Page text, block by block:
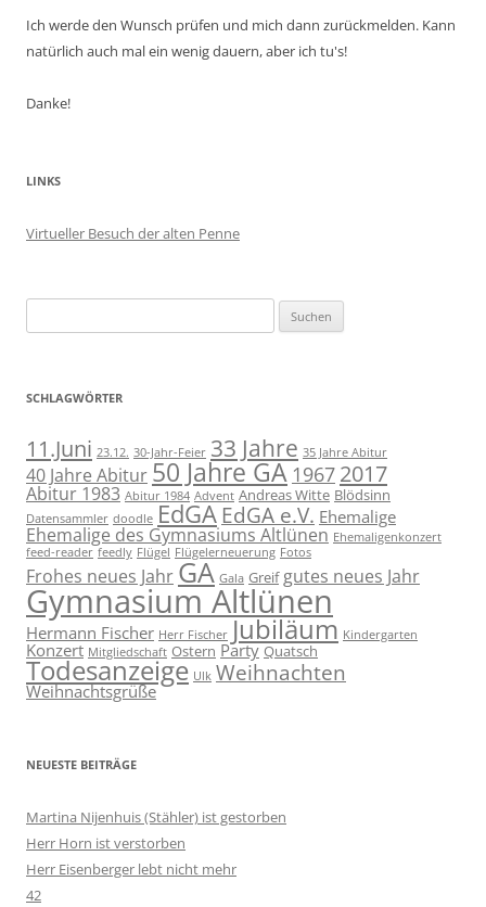
Ich werde den Wunsch prüfen und mich dann zurückmelden. Kann
natürlich auch mal ein wenig dauern, aber ich tu's!
Danke!
LINKS
Virtueller Besuch der alten Penne
nach:
SCHLAGWÖRTER
11.Juni 23.12. 30-Jahr-Feier 33 Jahre 35 Jahre Abitur
40 Jahre Abitur 50 Jahre GA 1967 2017
Abitur 1983 Abitur 1984 Advent Andreas Witte Blödsinn
Datensammler doodle EdGA EdGA e.V. Ehemalige
Ehemalige des Gymnasiums Altlünen Ehemaligenkonzert
feed-reader feedly Flügel Flügelerneuerung Fotos
Frohes neues Jahr GA Gala Greif gutes neues Jahr
Gymnasium Altlünen
Hermann Fischer Herr Fischer Jubiläum Kindergarten
Konzert Mitgliedschaft Ostern Party Quatsch
Todesanzeige Ulk Weihnachten
Weihnachtsgrüße
NEUESTE BEITRÄGE
Martina Nijenhuis (Stähler) ist gestorben
Herr Horn ist verstorben
Herr Eisenberger lebt nicht mehr
42